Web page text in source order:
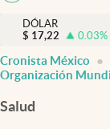
Dólar y mercados
Opinión
Brand Strategy
DÓLAR
$ 17,22 0.03%
Cronista México
Organización
Salud